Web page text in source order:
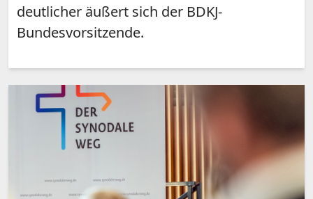
deutlicher äußert sich der BDKJ-
Bundesvorsitzende.